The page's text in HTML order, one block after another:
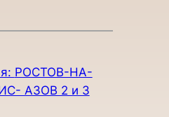
РОСТОВ-НА-
АЗОВ 2 и 3